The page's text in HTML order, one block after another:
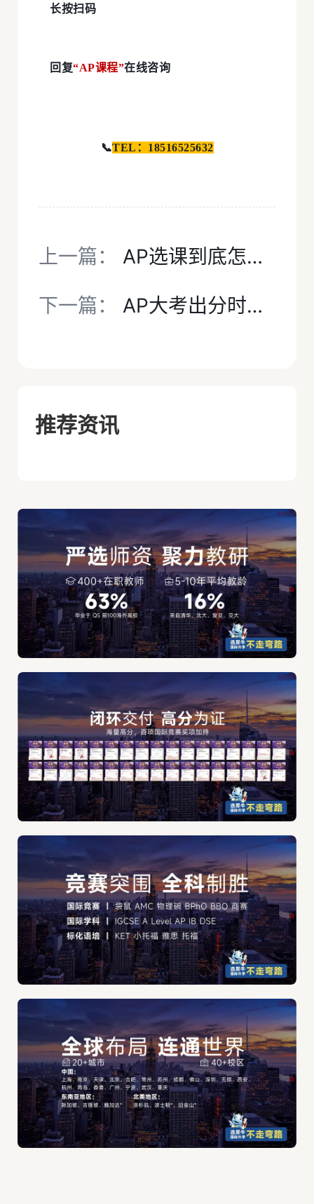
长按扫码
回复“AP课程”在线咨询
📞TEL：18516525632
上一篇： AP选课到底怎么选？要考虑什么因素？最全选课搭配来了！
下一篇： AP大考出分时间已确定！这些AP分数操作的重要时间节点别错过！
推荐资讯